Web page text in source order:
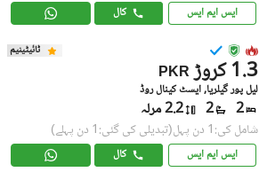
ایس ایم ایس کال
ٹائیٹینیم
PKR 1.3 کروڑ
لیل پور گیلریا, ایسٹ کینال روڈ
2
2 2.2 مرلہ
شامل کی:1 دن پہل (تبدیلی کی گئی:1 دن پہلے)
ایس ایم ایس کال